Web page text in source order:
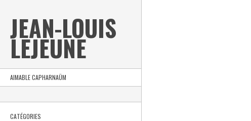
JEAN-LOUIS
LEJEUNE
AIMABLE CAPHARNAÜM
CATÉGORIES